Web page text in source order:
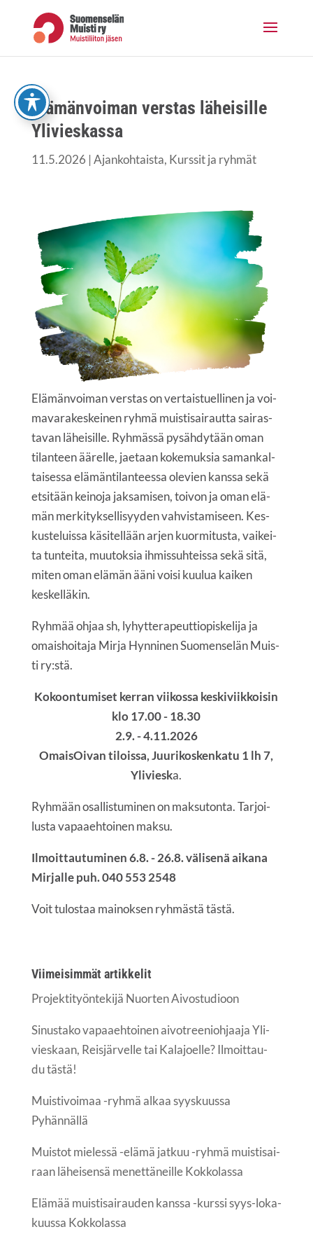
content
Elä­män­voi­man vers­tas lähei­sil­le
Ylivieskassa
11.5.2026 | Ajankohtaista, Kurssit ja ryhmät
Elä­män­voi­man vers­tas on ver­tais­tuel­li­nen ja voi­
ma­va­ra­kes­kei­nen ryh­mä muis­ti­sai­raut­ta sai­ras­
ta­van lähei­sil­le. Ryh­mäs­sä pysäh­dy­tään oman
tilan­teen äärel­le, jae­taan koke­muk­sia saman­kal­
tai­ses­sa elä­män­ti­lan­tees­sa ole­vien kans­sa sekä
etsi­tään kei­no­ja jak­sa­mi­sen, toi­von ja oman elä­
män mer­ki­tyk­sel­li­syy­den vah­vis­ta­mi­seen. Kes­
kus­te­luis­sa käsi­tel­lään arjen kuor­mi­tus­ta, vai­kei­
ta tun­tei­ta, muu­tok­sia ihmis­suh­teis­sa sekä sitä,
miten oman elä­män ääni voi­si kuu­lua kai­ken
keskelläkin.
Ryh­mää ohjaa sh, lyhyt­te­ra­peut­tio­pis­ke­li­ja ja
omais­hoi­ta­ja Mir­ja Hyn­ni­nen Suo­men­se­län Muis­
ti ry:stä.
Kokoon­tu­mi­set ker­ran vii­kos­sa kes­ki­viik­koi­sin
klo 17.00 - 18.30
2.9. - 4.11.2026
Omai­sOi­van tilois­sa, Juu­ri­kos­ken­ka­tu 1 lh 7,
Yli­vieska.
Ryh­mään osal­lis­tu­mi­nen on mak­su­ton­ta. Tar­joi­
lus­ta vapaa­eh­toi­nen maksu.
Ilmoit­tau­tu­mi­nen 6.8. - 26.8. väli­se­nä aika­na
Mir­jal­le puh. 040 553 2548
Voit tulos­taa mai­nok­sen ryh­mäs­tätäs­tä.
Vii­mei­sim­mät artikkelit
Pro­jek­ti­työn­te­ki­jä Nuor­ten Aivostudioon
Sinus­ta­ko vapaa­eh­toi­nen aivot­ree­nioh­jaa­ja Yli­
vies­kaan, Reis­jär­vel­le tai Kala­joel­le? Ilmoit­tau­
du tästä!
Muis­ti­voi­maa -ryh­mä alkaa syys­kuus­sa
Pyhännällä
Muis­tot mie­les­sä -elä­mä jat­kuu -ryh­mä muis­ti­sai­
raan lähei­sen­sä menet­tä­neil­le Kokkolassa
Elä­mää muis­ti­sai­rau­den kans­sa -kurs­si syys-loka­
kuus­sa Kokkolassa